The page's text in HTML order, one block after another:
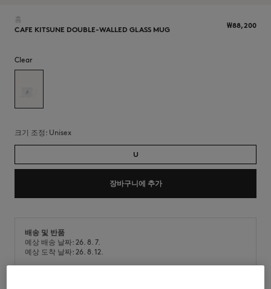
홈
CAFE KITSUNE DOUBLE-WALLED GLASS MUG
₩88,200
Clear
크기 조정: unisex
U
장바구니에 추가
배송 및 반품
예상 배송 날짜: 26. 8. 7.
예상 도착 날짜: 26. 8. 12.